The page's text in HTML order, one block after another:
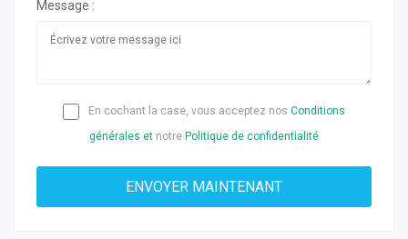
Message :
En cochant la case, vous acceptez nos Conditions
générales et notre Politique de confidentialité